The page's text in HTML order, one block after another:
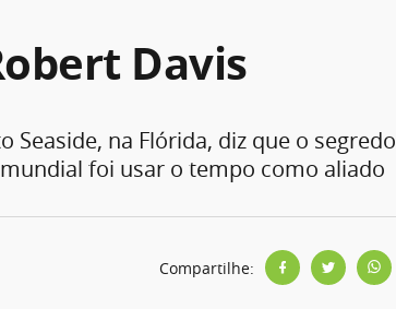
Davis
na Flórida, diz que o segredo
foi usar o tempo como aliado
Compartilhe: